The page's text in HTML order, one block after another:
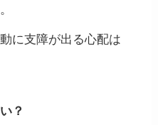
に支障が出る心配は
？